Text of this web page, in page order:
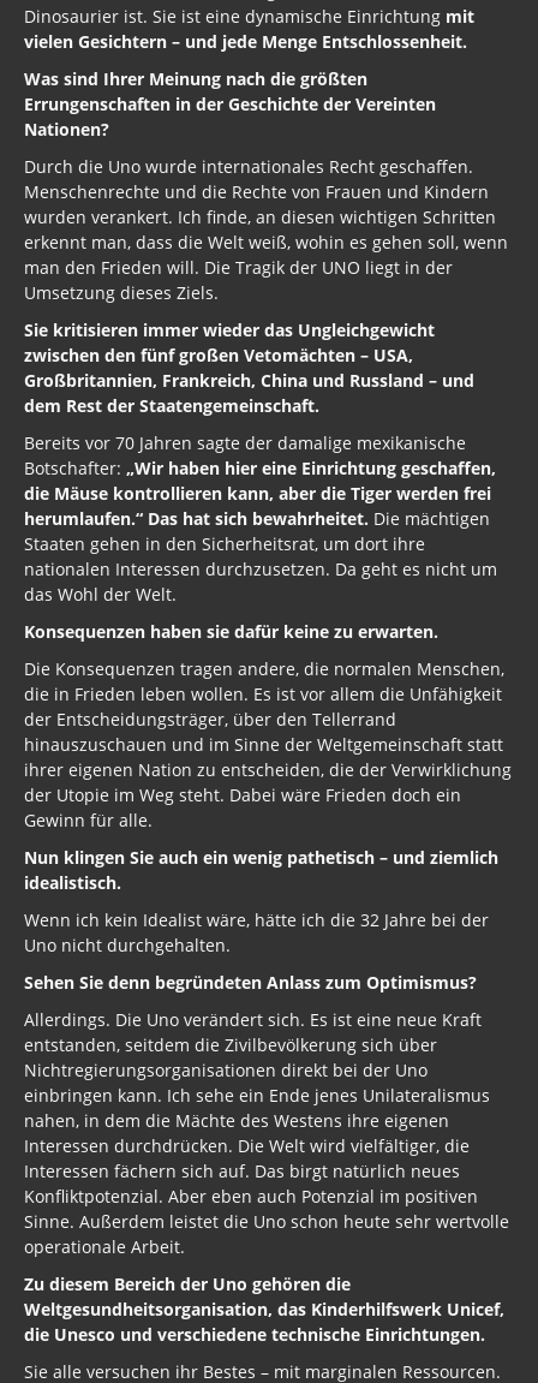
Dinosaurier ist. Sie ist eine dynamische Einrichtung mit
vielen Gesichtern – und jede Menge Entschlossenheit.
Was sind Ihrer Meinung nach die größten
Errungenschaften in der Geschichte der Vereinten
Nationen?
Durch die Uno wurde internationales Recht geschaffen.
Menschenrechte und die Rechte von Frauen und Kindern
wurden verankert. Ich finde, an diesen wichtigen Schritten
erkennt man, dass die Welt weiß, wohin es gehen soll, wenn
man den Frieden will. Die Tragik der UNO liegt in der
Umsetzung dieses Ziels.
Sie kritisieren immer wieder das Ungleichgewicht
zwischen den fünf großen Vetomächten – USA,
Großbritannien, Frankreich, China und Russland – und
dem Rest der Staatengemeinschaft.
Bereits vor 70 Jahren sagte der damalige mexikanische
Botschafter: „Wir haben hier eine Einrichtung geschaffen,
die Mäuse kontrollieren kann, aber die Tiger werden frei
herumlaufen.“ Das hat sich bewahrheitet. Die mächtigen
Staaten gehen in den Sicherheitsrat, um dort ihre
nationalen Interessen durchzusetzen. Da geht es nicht um
das Wohl der Welt.
Konsequenzen haben sie dafür keine zu erwarten.
Die Konsequenzen tragen andere, die normalen Menschen,
die in Frieden leben wollen. Es ist vor allem die Unfähigkeit
der Entscheidungsträger, über den Tellerrand
hinauszuschauen und im Sinne der Weltgemeinschaft statt
ihrer eigenen Nation zu entscheiden, die der Verwirklichung
der Utopie im Weg steht. Dabei wäre Frieden doch ein
Gewinn für alle.
Nun klingen Sie auch ein wenig pathetisch – und ziemlich
idealistisch.
Wenn ich kein Idealist wäre, hätte ich die 32 Jahre bei der
Uno nicht durchgehalten.
Sehen Sie denn begründeten Anlass zum Optimismus?
Allerdings. Die Uno verändert sich. Es ist eine neue Kraft
entstanden, seitdem die Zivilbevölkerung sich über
Nichtregierungsorganisationen direkt bei der Uno
einbringen kann. Ich sehe ein Ende jenes Unilateralismus
nahen, in dem die Mächte des Westens ihre eigenen
Interessen durchdrücken. Die Welt wird vielfältiger, die
Interessen fächern sich auf. Das birgt natürlich neues
Konfliktpotenzial. Aber eben auch Potenzial im positiven
Sinne. Außerdem leistet die Uno schon heute sehr wertvolle
operationale Arbeit.
Zu diesem Bereich der Uno gehören die
Weltgesundheitsorganisation, das Kinderhilfswerk Unicef,
die Unesco und verschiedene technische Einrichtungen.
Sie alle versuchen ihr Bestes – mit marginalen Ressourcen.